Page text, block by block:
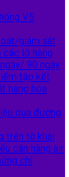
V5
giám sát
các lô hàng
90 ngày
tập kết
hàng hóa
qua đường
trên tờ khai
cân hàng air
chỉ